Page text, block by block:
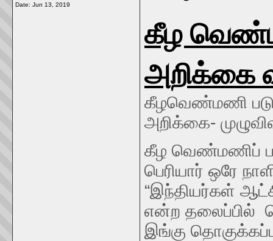
Date: Jun 13, 2019
கீழ
அறிக்கை
கீழவெண்மணி
அறிக்கை-
கீழ வெண்மணிப்
பெரியார் ஒரே
“இந்தியர்கள்
என்ற தலைப்பில்
இங்கு